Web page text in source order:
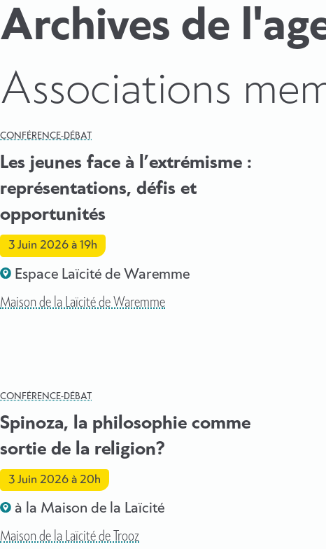
Archives de
:
Associations
CONFÉRENCE-DÉBAT
Les jeunes face à l’extrémisme :
représentations, défis et
opportunités
3 Juin 2026 à 19h
Espace Laïcité de Waremme
Maison de la Laïcité de Waremme
CONFÉRENCE-DÉBAT
Spinoza, la philosophie comme
sortie de la religion?
3 Juin 2026 à 20h
à la Maison de la Laïcité
Maison de la Laïcité de Trooz